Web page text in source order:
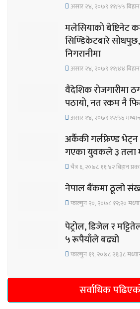
असार २४, २०७९ ११;५५
मलेसियाको बेष्टिनेट
सिण्डिकेटबारे
निगरानीमा
असार २४, २०७९ ११;४४
वैदेशिक रोजगारीमा
पठायो, नत रकम नै
असार १४, २०७९ १२;५६
अर्कैकी गर्लफ्रेण्ड
गएका युवकले ३ तला
चैत्र ६, २०७८ ११;४२ बिहान
नेपाल बैंकमा ठूलो
फाल्गुन २०, २०७८ १२;२०
पेट्रोल, डिजेल र
५ रूपैयाँले बढ्यो
फाल्गुन १९, २०७८ २१;३८
सर्वाधिक